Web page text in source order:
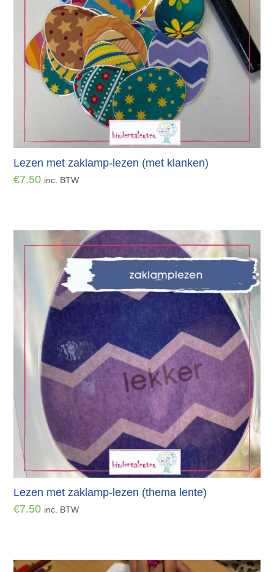
Lezen met zaklamp-lezen (met klanken)
€7.50 inc. BTW
Lezen met zaklamp-lezen (thema lente)
€7.50 inc. BTW